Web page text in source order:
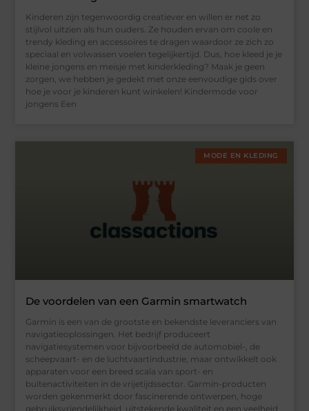
Kinderen zijn tegenwoordig creatiever en willen er net zo
stijlvol uitzien als hun ouders. Ze houden ervan om coole en
trendy kleding en accessoires te dragen waardoor ze zich zo
speciaal en volwassen voelen tegelijkertijd. Dus, hoe kleed je je
kleine jongens en meisje met kinderkleding? Maak je geen
zorgen, we hebben je gedekt met onze eenvoudige gids over
hoe je voor je kinderen kunt winkelen! Kindermode voor
jongens Een
MODE EN KLEDING
De voordelen van een Garmin smartwatch
Garmin is een van de grootste en bekendste leveranciers van
navigatieoplossingen. Het bedrijf produceert
navigatiesystemen voor bijvoorbeeld de automobiel-, de
scheepvaart- en de luchtvaartindustrie, maar ontwikkelt ook
apparaten voor een breed scala van sport- en
buitenactiviteiten in de vrijetijdssector. Garmin-producten
worden gekenmerkt door fascinerende ontwerpen, hoge
gebruiksvriendelijkheid, uitstekende kwaliteit en een veelheid